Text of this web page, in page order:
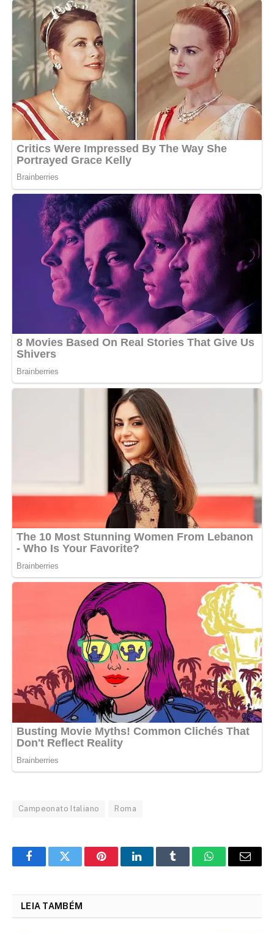
Campeonato Italiano Roma
FacebookTwitter PinterestLinkedInTumblr WhatsAppEmail
LEIA TAMBÉM